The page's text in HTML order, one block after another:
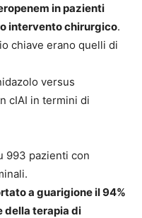
in pazienti
intervento chirurgico.
chiave erano quelli di
versus
cIAI in termini di
993 pazienti con
a guarigione il 94%
della terapia di